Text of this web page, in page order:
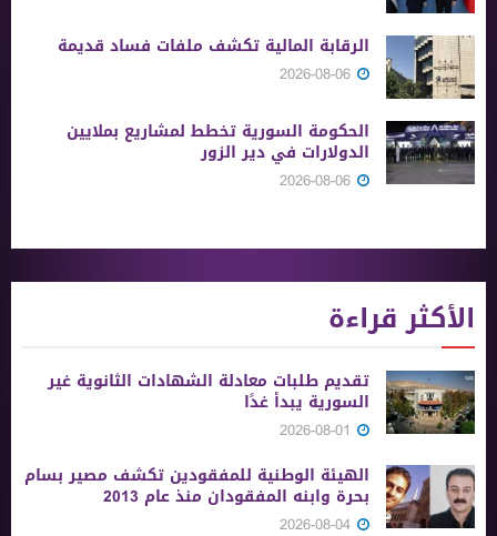
الرقابة المالية تكشف ملفات فساد قديمة
الحكومة السورية تخطط لمشاريع بملايين
الدولارات في دير الزور
الأكثر قراءة
تقديم طلبات معادلة الشهادات الثانوية ‏غير
السورية يبدأ غدًا
الهيئة الوطنية للمفقودين تكشف مصير بسام
بحرة وابنه المفقودان منذ عام 2013